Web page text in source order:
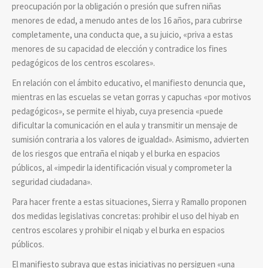
preocupación por la obligación o presión que sufren niñas
menores de edad, a menudo antes de los 16 años, para cubrirse
completamente, una conducta que, a su juicio, «priva a estas
menores de su capacidad de elección y contradice los fines
pedagógicos de los centros escolares».
En relación con el ámbito educativo, el manifiesto denuncia que,
mientras en las escuelas se vetan gorras y capuchas «por motivos
pedagógicos», se permite el hiyab, cuya presencia «puede
dificultar la comunicación en el aula y transmitir un mensaje de
sumisión contraria a los valores de igualdad». Asimismo, advierten
de los riesgos que entraña el niqab y el burka en espacios
públicos, al «impedir la identificación visual y comprometer la
seguridad ciudadana».
Para hacer frente a estas situaciones, Sierra y Ramallo proponen
dos medidas legislativas concretas: prohibir el uso del hiyab en
centros escolares y prohibir el niqab y el burka en espacios
públicos.
El manifiesto subraya que estas iniciativas no persiguen «una